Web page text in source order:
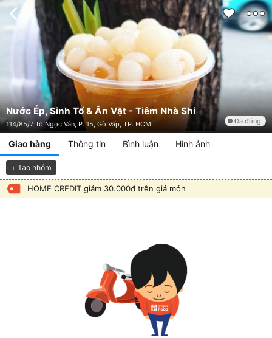
Nước Ép, Sinh Tố & Ăn Vặt - Tiêm Nhà Shi
114/85/7 Tô Ngọc Vân, P. 15, Gò Vấp, TP. HCM Đã đóng
Giao hàng Thông tin Bình luận Hình ảnh
+ Tạo nhóm
HOME CREDIT giảm 30.000đ trên giá món